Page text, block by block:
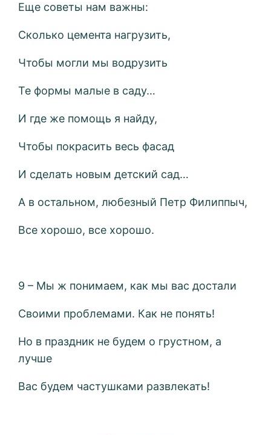
Еще советы нам важны:
Сколько цемента нагрузить,
Чтобы могли мы водрузить
Те формы малые в саду…
И где же помощь я найду,
Чтобы покрасить весь фасад
И сделать новым детский сад…
А в остальном, любезный Петр Филиппыч,
Все хорошо, все хорошо.
9 – Мы ж понимаем, как мы вас достали
Своими проблемами. Как не понять!
Но в праздник не будем о грустном, а
лучше
Вас будем частушками развлекать!